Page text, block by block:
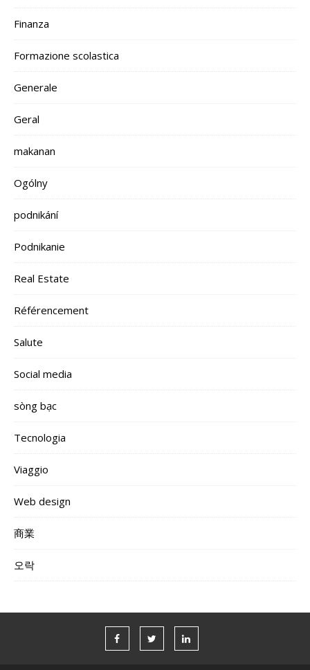
Finanza
Formazione scolastica
Generale
Geral
makanan
Ogólny
podnikání
Podnikanie
Real Estate
Référencement
Salute
Social media
sòng bạc
Tecnologia
Viaggio
Web design
商業
오락